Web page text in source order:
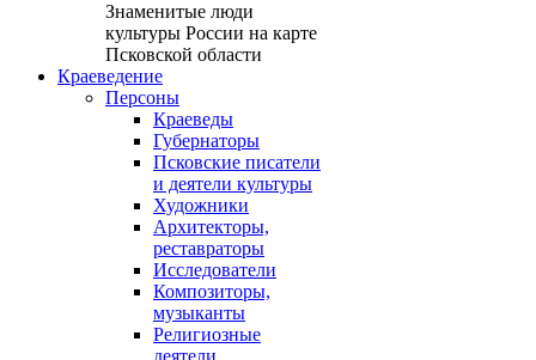
Знаменитые люди
культуры России на карте
Псковской области
Краеведение
Персоны
Краеведы
Губернаторы
Псковские писатели
и деятели культуры
Художники
Архитекторы,
реставраторы
Исследователи
Композиторы,
музыканты
Религиозные
деятели